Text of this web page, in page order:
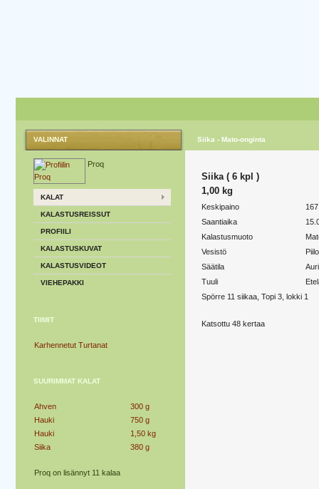
VALINNAT
Proq
KALAT
KALASTUSREISSUT
PROFIILI
KALASTUSKUVAT
KALASTUSVIDEOT
VIEHEPAKKI
TIIMIT
Karhennetut Turtanat
SUURIMMAT KALAT
Ahven
300 g
Hauki
750 g
Hauki
1,50 kg
Siika
380 g
Proq on lisännyt 11 kalaa
Siika - Mato-onginta
Siika ( 6 kpl )
1,00 kg
Keskipaino
Saantiaika
Kalastusmuoto
Vesistö
Säätila
Tuuli
Spörre 11 siikaa, Topi 3, lokki 1
Katsottu 48 kertaa